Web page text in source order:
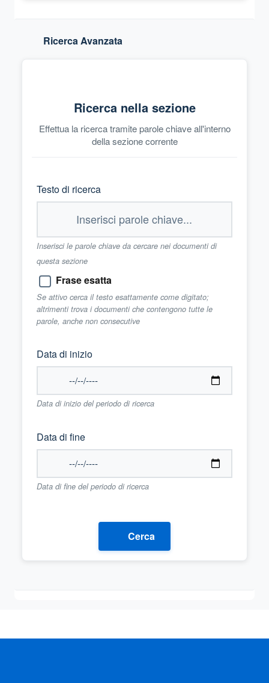
Ricerca Avanzata
Ricerca nella sezione
Effettua la ricerca tramite parole chiave all'interno
della sezione corrente
Testo di ricerca
Inserisci le parole chiave da cercare nei documenti di
questa sezione
Frase esatta
Se attivo cerca il testo esattamente come digitato;
altrimenti trova i documenti che contengono tutte le
parole, anche non consecutive
Data di inizio
Data di inizio del periodo di ricerca
Data di fine
Data di fine del periodo di ricerca
Cerca